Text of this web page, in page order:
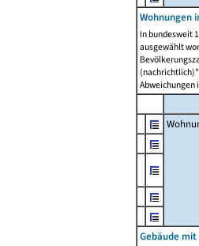
Wohnungen
In bundesweit
ausgewählt
Abweichungen
Gebäude